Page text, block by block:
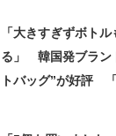
「大きすぎずボトル
る」 韓国発ブラン
トバッグ”が好評